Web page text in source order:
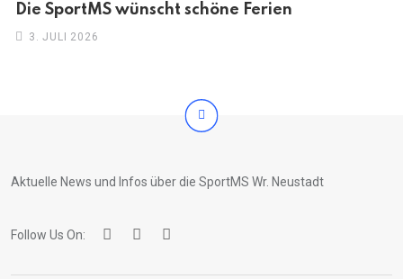
Die SportMS wünscht schöne Ferien
3. JULI 2026
Aktuelle News und Infos über die SportMS Wr. Neustadt
Follow Us On: